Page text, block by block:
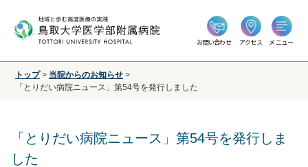
お問い合わせ アクセス メニュー
トップ > 当院からのお知らせ >
「とりだい病院ニュース」第54号を発行しました
「とりだい病院ニュース」第54号を発行しま
した